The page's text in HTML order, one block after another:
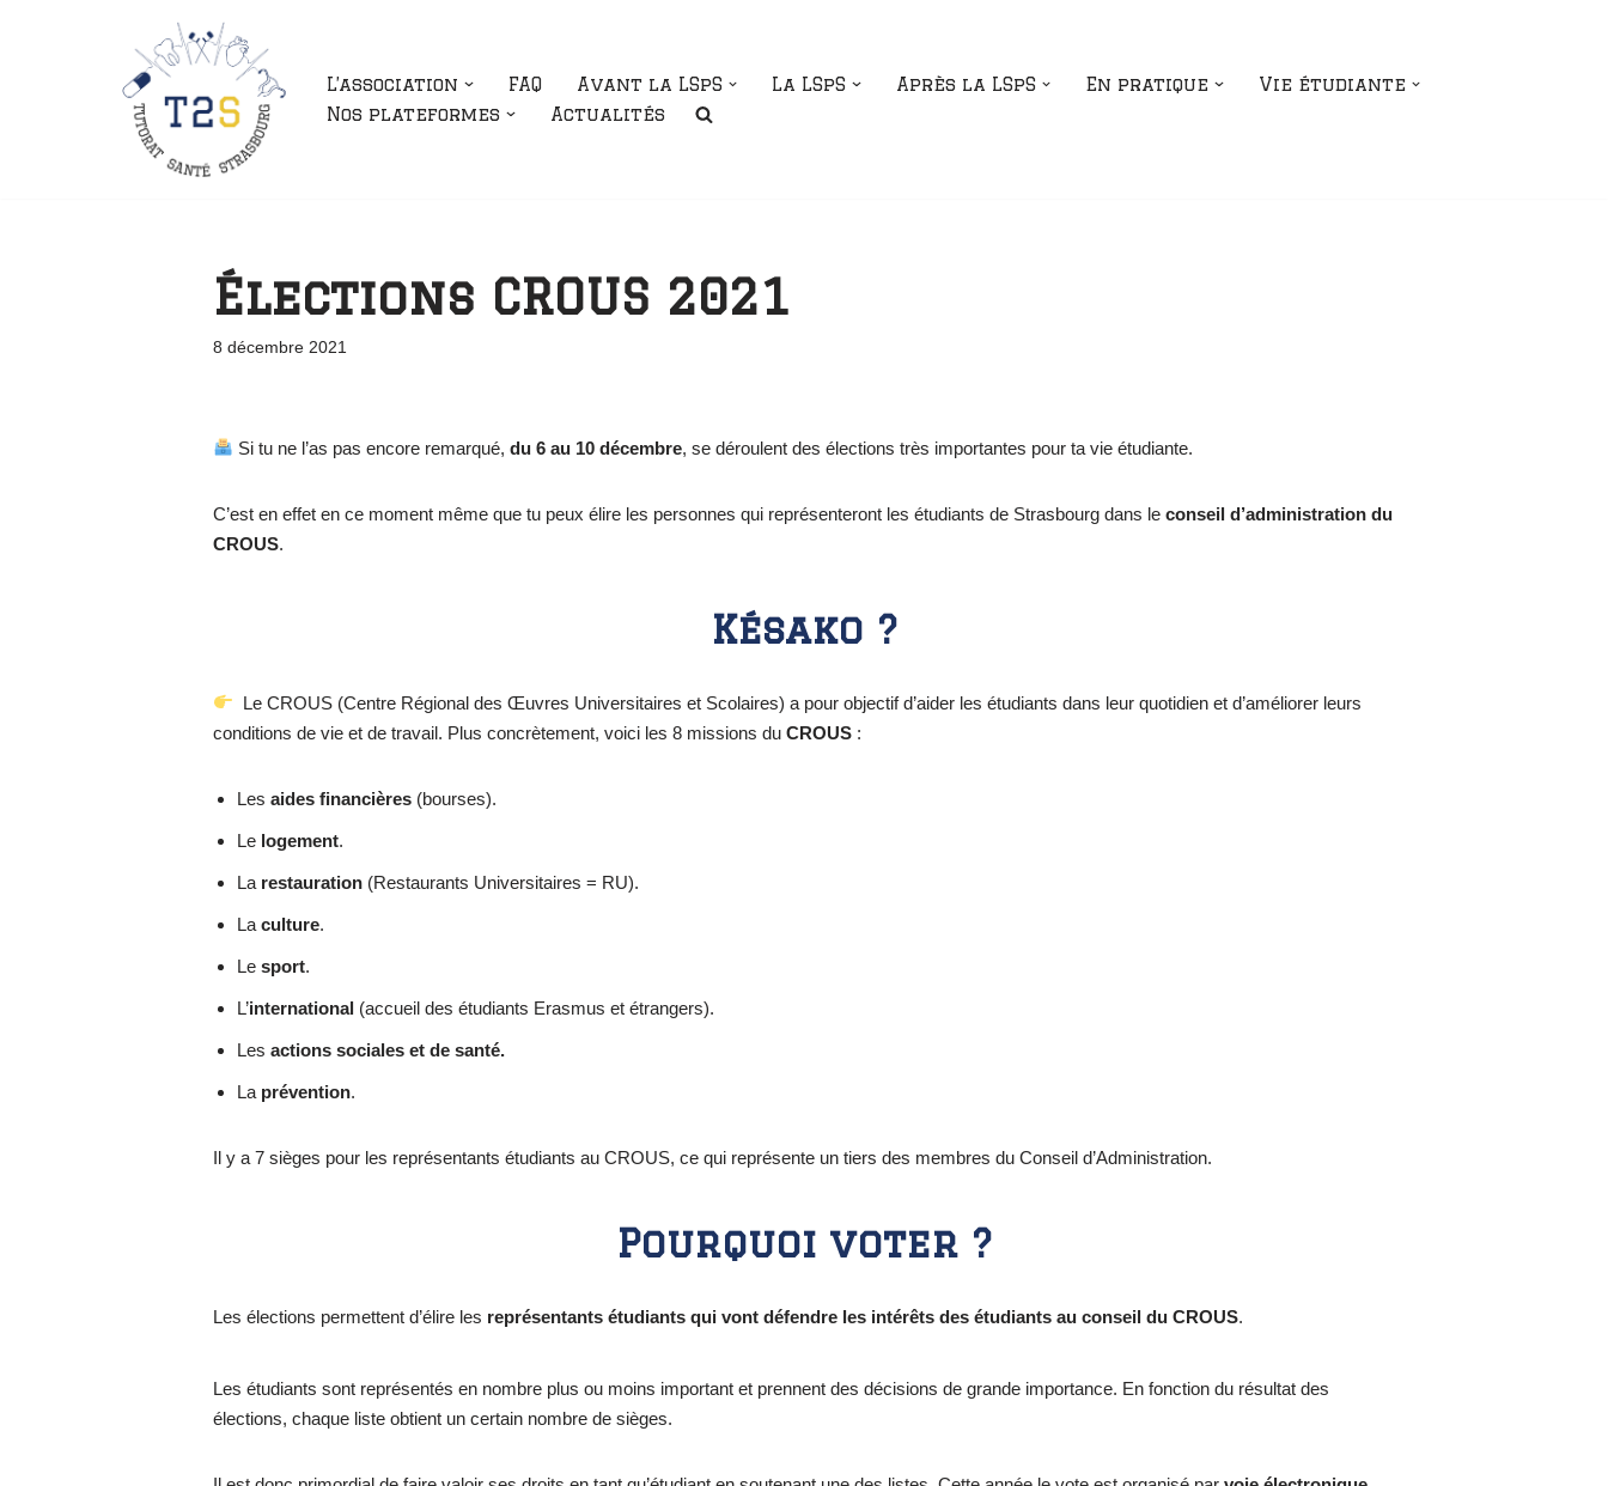
L’association FAQ Avant la LSpS La LSpS Après la LSpS En pratique
Vie étudiante
Nos plateformes
Actualités
Élections CROUS 2021
8 décembre 2021
Si tu ne l’as pas encore remarqué,du 6 au 10 décembre, se déroulent des élections très importantes pour ta vie étudiante.
C’est en effet en ce moment même que tu peux élire les personnes qui représenteront les étudiants de Strasbourg dans leconseil d’administration du
CROUS.
Késako ?
Le CROUS (Centre Régional des Œuvres Universitaires et Scolaires) a pour objectif d’aider les étudiants dans leur quotidien et d’améliorer leurs
conditions de vie et de travail. Plus concrètement, voici les 8 missions duCROUS :
Lesaides financières (bourses).
Le logement.
La restauration (Restaurants Universitaires = RU).
Laculture.
Lesport.
L’international (accueil des étudiants Erasmus et étrangers).
Lesactions sociales et de santé.
La prévention.
Il y a 7 sièges pour les représentants étudiants au CROUS, ce qui représente un tiers des membres du Conseil d’Administration.
Pourquoi voter ?
Les élections permettent d’élire les représentants étudiants qui vont défendre les intérêts des étudiants au conseil du CROUS.
Les étudiants sont représentés en nombre plus ou moins important et prennent des décisions de grande importance. En fonction du résultat des
élections, chaque liste obtient un certain nombre de sièges.